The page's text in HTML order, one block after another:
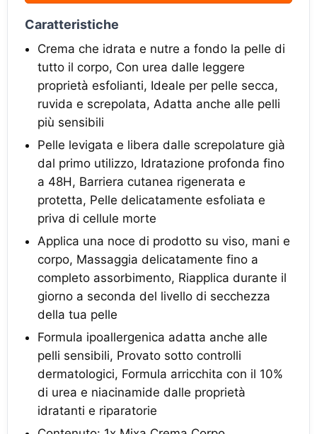
Caratteristiche
Crema che idrata e nutre a fondo la pelle di
tutto il corpo, Con urea dalle leggere
proprietà esfolianti, Ideale per pelle secca,
ruvida e screpolata, Adatta anche alle pelli
più sensibili
Pelle levigata e libera dalle screpolature già
dal primo utilizzo, Idratazione profonda fino
a 48H, Barriera cutanea rigenerata e
protetta, Pelle delicatamente esfoliata e
priva di cellule morte
Applica una noce di prodotto su viso, mani e
corpo, Massaggia delicatamente fino a
completo assorbimento, Riapplica durante il
giorno a seconda del livello di secchezza
della tua pelle
Formula ipoallergenica adatta anche alle
pelli sensibili, Provato sotto controlli
dermatologici, Formula arricchita con il 10%
di urea e niacinamide dalle proprietà
idratanti e riparatorie